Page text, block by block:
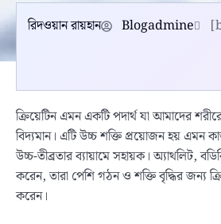
রিদওয়ান রায়হান Blogadmine
ক্রিয়েটিন এমন একটি পদার্থ যা আমাদের
বিদ্যমান। এটি উচ্চ শক্তি প্রয়োজন হয় এমন
উচ্চ-তীব্রতার ব্যায়ামে সহায়ক। অ্যাথলিট,
করেন, তারা পেশি গঠন ও শক্তি বৃদ্ধির জন্য
করেন।